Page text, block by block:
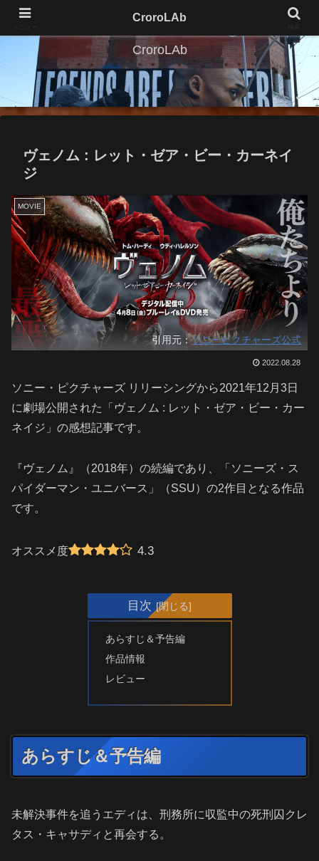
CroroLAb
ヴェノム : レット・ゼア・ビー・カーネイ
ジ
MOVIE
引用元：ソニーピクチャーズ公式
2022.08.28
ソニー・ピクチャーズ リリーシングから2021年12月3日
に劇場公開された「ヴェノム : レット・ゼア・ビー・カー
ネイジ」の感想記事です。
『ヴェノム』（2018年）の続編であり、「ソニーズ・ス
パイダーマン・ユニバース」（SSU）の2作目となる作品
です。
オススメ度 4.3
目次
あらすじ＆予告編
作品情報
レビュー
あらすじ＆予告編
未解決事件を追うエディは、刑務所に収監中の死刑囚クレ
タス・キャサディと再会する。
CroroLAb